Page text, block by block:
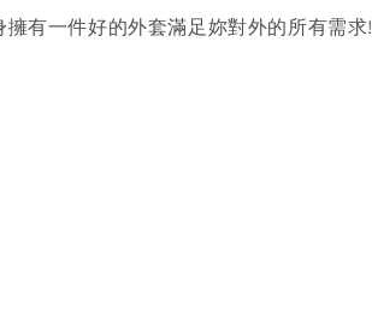
有一件好的外套滿足妳對外的所有需求!